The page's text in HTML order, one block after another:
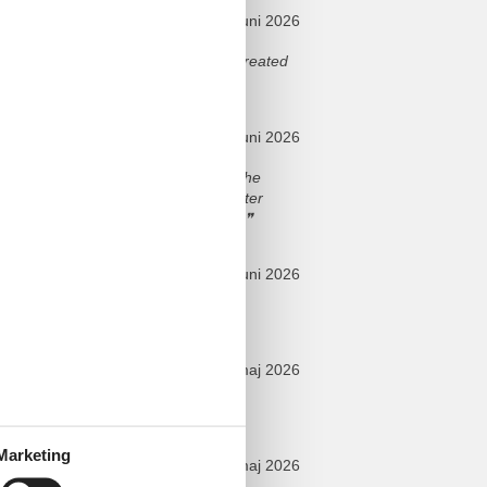
juni 2026
including air conditioning. It created
juni 2026
house was inviting. Cooking in the
Ending our day with the hot tub after
juni 2026
maj 2026
maj 2026